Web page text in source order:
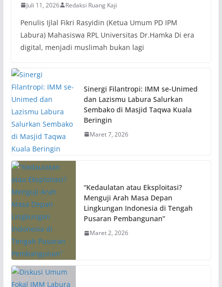
Juli 11, 2026 Redaksi Ruang Kaji
Penulis Ijlal Fikri Rasyidin (Ketua Umum PD IPM
Labura) Mahasiswa RPL Universitas Dr.Hamka Di era
digital, menjadi muslimah bukan lagi
Sinergi Filantropi: IMM se-Unimed
dan Lazismu Labura Salurkan
Sembako di Masjid Taqwa Kuala
Beringin
Maret 7, 2026
“Kedaulatan atau Eksploitasi?
Menguji Arah Masa Depan
Lingkungan Indonesia di Tengah
Pusaran Pembangunan”
Maret 2, 2026